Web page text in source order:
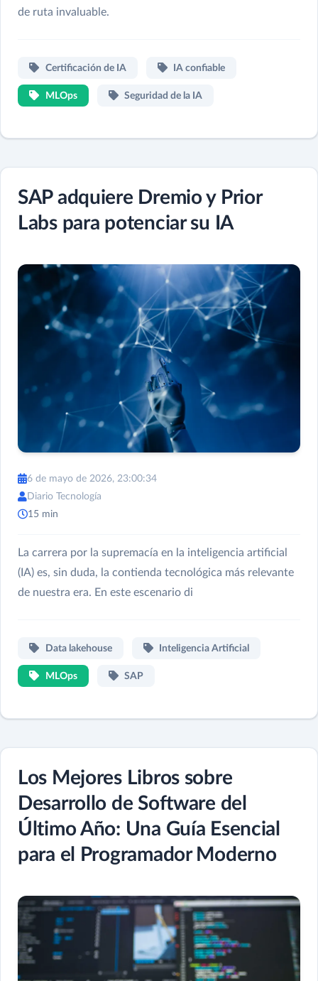
de ruta invaluable.
Certificación de IA IA confiable
MLOps Seguridad de la IA
SAP adquiere Dremio y Prior
Labs para potenciar su IA
6 de mayo de 2026, 23:00:34
Diario Tecnología
15 min
La carrera por la supremacía en la inteligencia artificial
(IA) es, sin duda, la contienda tecnológica más relevante
de nuestra era. En este escenario di
Data lakehouse Inteligencia Artificial
MLOps SAP
Los Mejores Libros sobre
Desarrollo de Software del
Último Año: Una Guía Esencial
para el Programador Moderno